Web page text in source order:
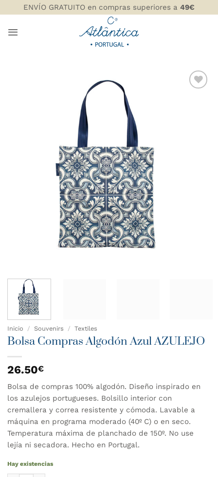
al
contenido
ENVÍO GRATUITO en compras superiores a 49€
Inicio / Souvenirs / Textiles
Bolsa Compras Algodón Azul AZULEJO
26.50€
Bolsa de compras 100% algodón. Diseño inspirado en
los azulejos portugueses. Bolsillo interior con
cremallera y correa resistente y cómoda. Lavable a
máquina en programa moderado (40º C) o en seco.
Temperatura máxima de planchado de 150º. No use
lejía ni secadora. Hecho en Portugal.
Hay existencias